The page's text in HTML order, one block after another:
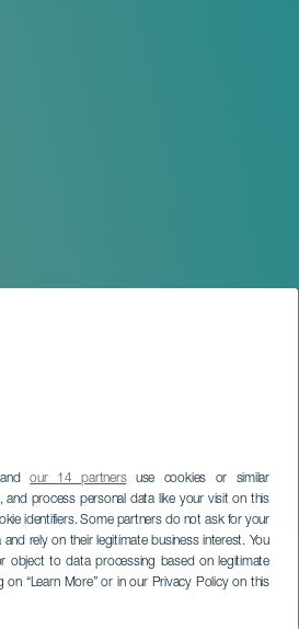
andour 14 partnersuse cookies or similar
and process personal data like your visit on this
identifiers. Some partners do not ask for your
rely on their legitimate business interest. You
object to data processing based on legitimate
on “Learn More” or in our Privacy Policy on this
od
Péreze & Kike